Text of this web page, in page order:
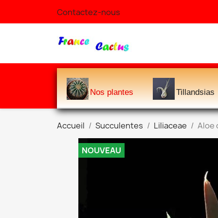
Contactez-nous
Nos plantes Tillandsias
Accueil Succulentes Liliaceae Aloe
NOUVEAU